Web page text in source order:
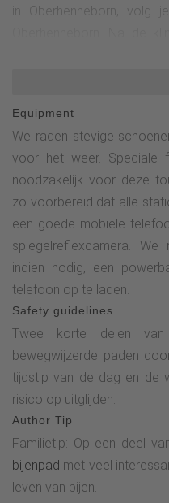
in Oberhenneborn, volg
(Hennetalstraße) in het
ongeveer 150 meter
rechterkant, halte 2 op
houten brug over,
Wenden rechtsaf de
sla je Die Linke in
richting van Wüllner's
landgasthof slaat u Die
ongeveer 75 meter bereikt
tijd de gouddorproute
bergopwaarts langs de
Golddorf-route naar links
je blijft de Golddorf-route
200 meter het volgende
Golddorf-route volgt, buigt
af en gaat een kleine
Bovenaan vind je aan de
fotoroute. Blijf nu de
Equipment
We raden stevige
voor het weer. Speciale
noodzakelijk voor deze
zo voorbereid dat alle
een goede mobiele
spiegelreflexcamera.
indien nodig, een
telefoon op te laden.
Safety guidelines
Twee korte delen
bewegwijzerde paden
tijdstip van de dag en de
risico op uitglijden.
Author Tip
Familietip: Op een deel
bijenpad met veel
leven van bijen.